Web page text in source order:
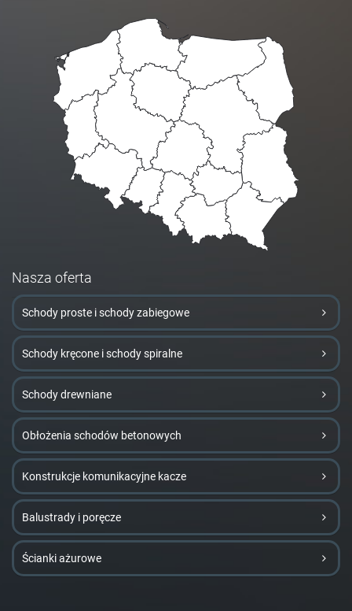
Nasza oferta
Schody proste i schody zabiegowe
Schody kręcone i schody spiralne
Schody drewniane
Obłożenia schodów betonowych
Konstrukcje komunikacyjne kacze
Balustrady i poręcze
Ścianki ażurowe